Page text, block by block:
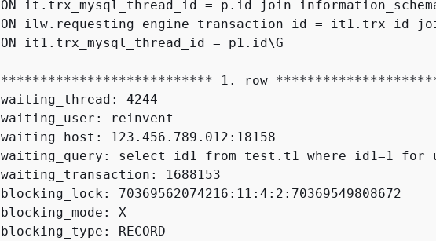
ON it.trx_mysql_thread_id = p.id join
ON ilw.requesting_engine_transaction_id = it1.trx_id
ON it1.trx_mysql_thread_id = p1.id\G
*************************** 1. row
waiting_thread: 4244
waiting_user: reinvent
waiting_host: 123.456.789.012:18158
waiting_query: select id1 from test.t1 where id1=1 for
waiting_transaction: 1688153
blocking_lock: 70369562074216:11:4:2:70369549808672
blocking_mode: X
blocking_type: RECORD